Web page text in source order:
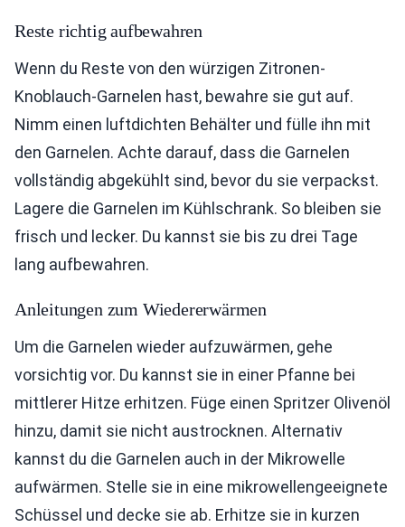
Reste richtig aufbewahren
Wenn du Reste von den würzigen Zitronen-
Knoblauch-Garnelen hast, bewahre sie gut auf.
Nimm einen luftdichten Behälter und fülle ihn mit
den Garnelen. Achte darauf, dass die Garnelen
vollständig abgekühlt sind, bevor du sie verpackst.
Lagere die Garnelen im Kühlschrank. So bleiben sie
frisch und lecker. Du kannst sie bis zu drei Tage
lang aufbewahren.
Anleitungen zum Wiedererwärmen
Um die Garnelen wieder aufzuwärmen, gehe
vorsichtig vor. Du kannst sie in einer Pfanne bei
mittlerer Hitze erhitzen. Füge einen Spritzer Olivenöl
hinzu, damit sie nicht austrocknen. Alternativ
kannst du die Garnelen auch in der Mikrowelle
aufwärmen. Stelle sie in eine mikrowellengeeignete
Schüssel und decke sie ab. Erhitze sie in kurzen